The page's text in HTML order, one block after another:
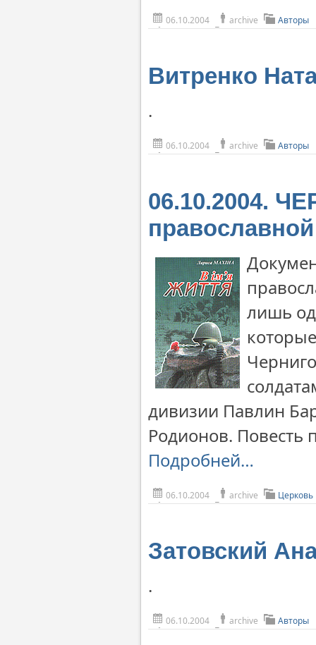
06.10.2004 archive Авторы
Витренко
.
06.10.2004 archive Авторы
06.10.2004.
лишь
дивизии Павлин
Родионов. Повесть
Подробней…
06.10.2004 archive
Затовский
.
06.10.2004 archive Авторы